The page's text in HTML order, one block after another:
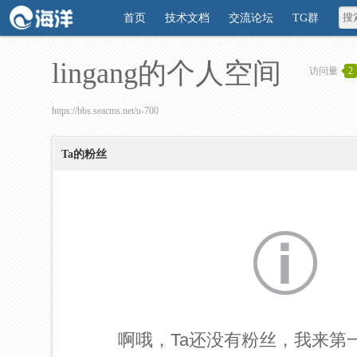
首页 技术文档 交流论坛 TG群
lingang的个人空间 访问量 2
https://bbs.seacms.net/u-700
Ta的粉丝
啊哦，Ta还没有粉丝，我来第